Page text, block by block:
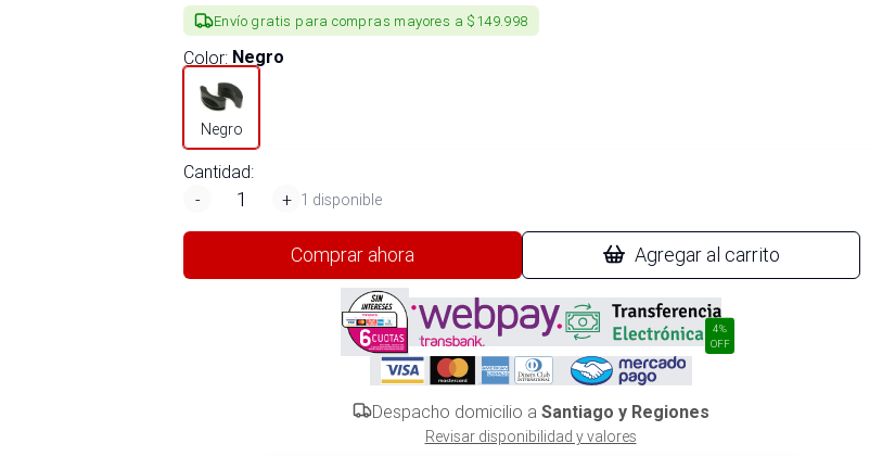
Envío gratis para compras mayores a $149.998
Color: Negro
Negro
Cantidad:
-
+ 1 disponible
Comprar ahora Agregar al carrito
4%
OFF
Despacho domicilio a Santiago y Regiones
Revisar disponibilidad y valores